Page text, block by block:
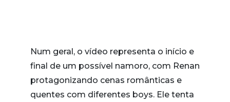
Num geral, o vídeo representa o início e
final de um possível namoro, com Renan
protagonizando cenas românticas e
quentes com diferentes boys. Ele tenta